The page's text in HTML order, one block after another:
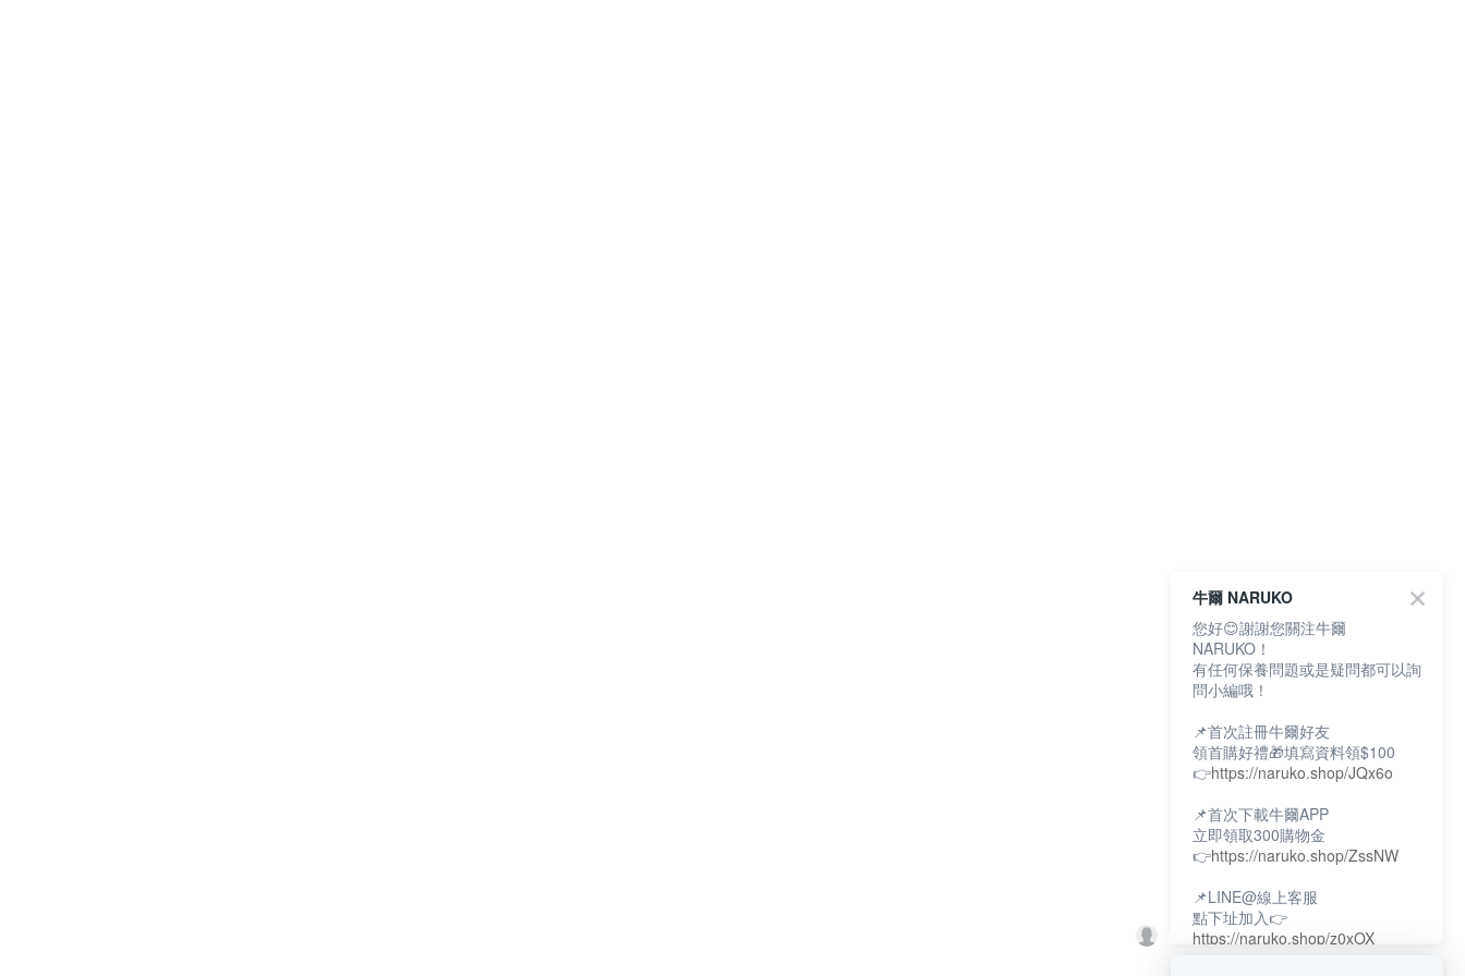
牛爾 NARUKO
您好😊謝謝您關注牛爾
NARUKO！
有任何保養問題或是疑問都可以詢
問小編哦！
📌首次註冊牛爾好友
領首購好禮🎁填寫資料領$100
👉https://naruko.shop/JQx6o
📌首次下載牛爾APP
立即領取300購物金
👉https://naruko.shop/ZssNW
📌LINE@線上客服
點下址加入👉
https://naruko.shop/z0xOX